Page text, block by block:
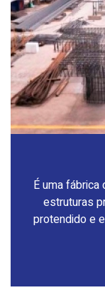
É uma
estruturas
protendido e